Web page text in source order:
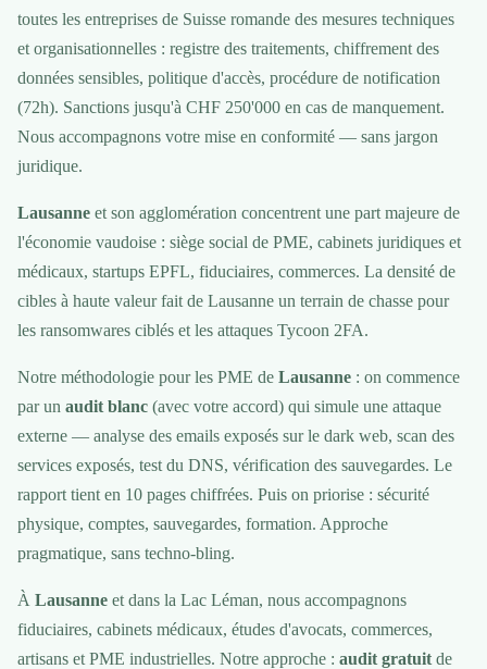
toutes les entreprises de Suisse romande des mesures techniques
et organisationnelles : registre des traitements, chiffrement des
données sensibles, politique d'accès, procédure de notification
(72h). Sanctions jusqu'à CHF 250'000 en cas de manquement.
Nous accompagnons votre mise en conformité — sans jargon
juridique.
Lausanne et son agglomération concentrent une part majeure de
l'économie vaudoise : siège social de PME, cabinets juridiques et
médicaux, startups EPFL, fiduciaires, commerces. La densité de
cibles à haute valeur fait de Lausanne un terrain de chasse pour
les ransomwares ciblés et les attaques Tycoon 2FA.
Notre méthodologie pour les PME de Lausanne : on commence
par un audit blanc (avec votre accord) qui simule une attaque
externe — analyse des emails exposés sur le dark web, scan des
services exposés, test du DNS, vérification des sauvegardes. Le
rapport tient en 10 pages chiffrées. Puis on priorise : sécurité
physique, comptes, sauvegardes, formation. Approche
pragmatique, sans techno-bling.
À Lausanne et dans la Lac Léman, nous accompagnons
fiduciaires, cabinets médicaux, études d'avocats, commerces,
artisans et PME industrielles. Notre approche : audit gratuit de